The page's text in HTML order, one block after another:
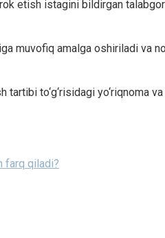
etish istagini bildirgan
muvofiq amalga oshiriladi va
to‘g‘risidagi yo‘riqnoma
farq qiladi?